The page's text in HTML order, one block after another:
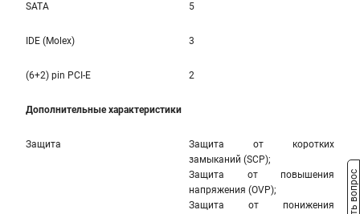
SATA 5
IDE (Molex) 3
(6+2) pin PCI-E 2
Дополнительные характеристики
Защита
Защита от коротких
замыканий (SCP);
Защита от повышения
напряжения (OVP);
Защита от понижения